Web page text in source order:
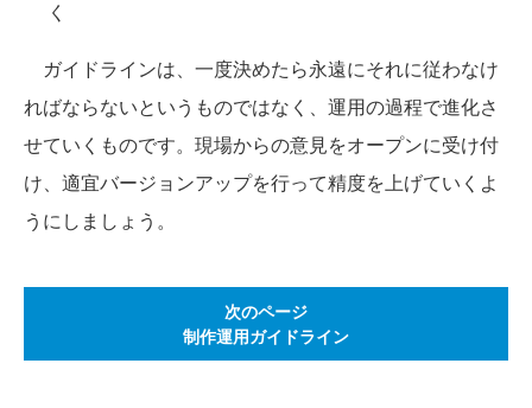
く
ガイドラインは、一度決めたら永遠にそれに従わなけ
ればならないというものではなく、運用の過程で進化さ
せていくものです。現場からの意見をオープンに受け付
け、適宜バージョンアップを行って精度を上げていくよ
うにしましょう。
次のページ
制作運用ガイドライン